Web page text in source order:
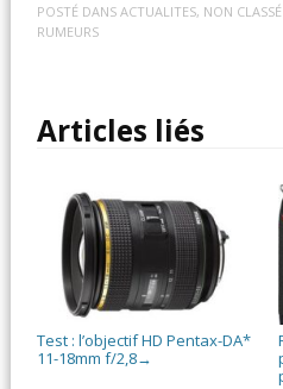
POSTÉ DANSACTUALITES, NON CLASSÉ
RUMEURS
Articles liés
Test : l’objectif HD Pentax-DA*
11-18mm f/2,8→